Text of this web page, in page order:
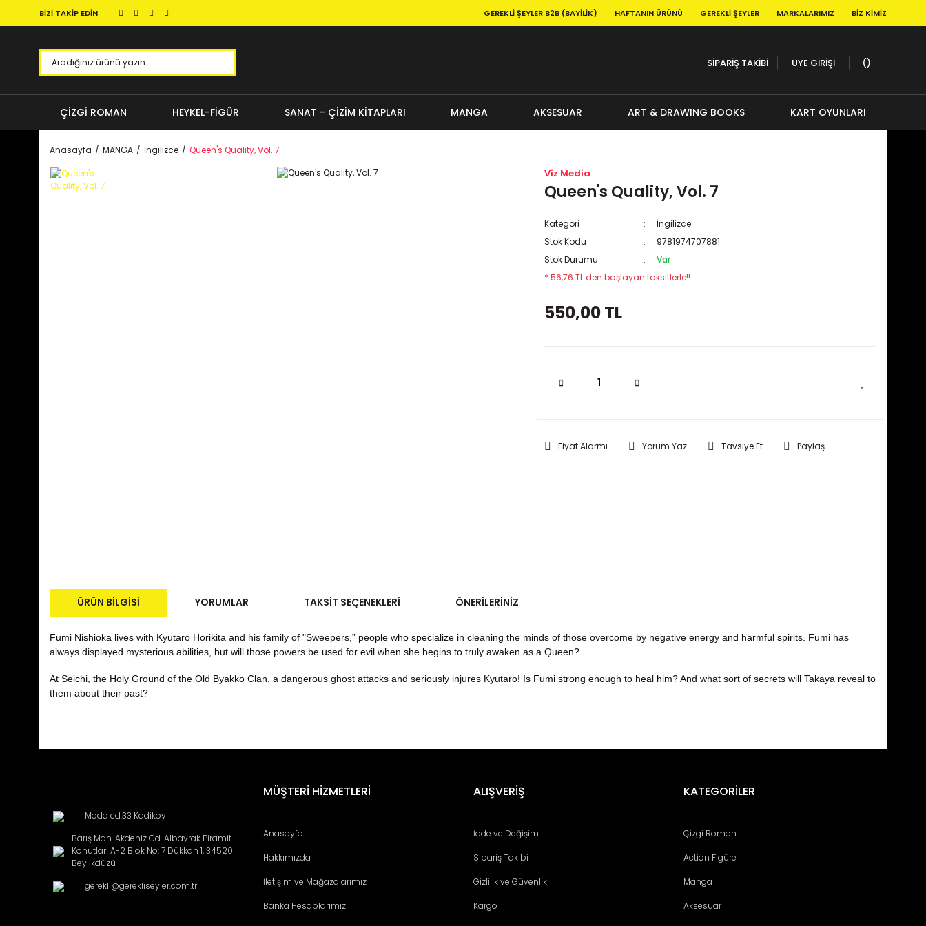
BİZİ TAKİP EDİN GEREKLI ŞEYLER B2B (BAYILIK) HAFTANIN ÜRÜNÜ GEREKLI ŞEYLER MARKALARIMIZ BIZ KIMIZ
SİPARİŞ TAKİBİ ÜYE GİRİŞİ
ÇİZGİ ROMAN HEYKEL-FİGÜR SANAT - ÇİZİM KİTAPLARI MANGA AKSESUAR ART & DRAWING BOOKS KART OYUNLARI
Anasayfa MANGA İngilizce Queen's Quality, Vol. 7
Viz Media
Queen's Quality, Vol. 7
Kategori
İngilizce
Stok Kodu
9781974707881
Stok Durumu
Var
* 56,76 TL den başlayan taksitlerle!!
550,00 TL
Fiyat Alarmı Yorum Yaz Tavsiye Et Paylaş
ÜRÜN BILGISI YORUMLAR TAKSIT SEÇENEKLERI ÖNERILERINIZ
Fumi Nishioka lives with Kyutaro Horikita and his family of "Sweepers,” people who specialize in cleaning the minds of those overcome by negative energy and harmful spirits. Fumi has
always displayed mysterious abilities, but will those powers be used for evil when she begins to truly awaken as a Queen?
At Seichi, the Holy Ground of the Old Byakko Clan, a dangerous ghost attacks and seriously injures Kyutaro! Is Fumi strong enough to heal him? And what sort of secrets will Takaya reveal to
them about their past?
Yorum Yaz
Görüş ve önerileriniz için teşekkür ederiz.
Ürün bilgilerinde hatalar bulunuyor.
Ürün fiyatı diğer sitelerden daha pahalı.
Bu ürüne benzer farklı alternatifler olmalı.
Moda cd.33 Kadikoy
Barış Mah. Akdeniz Cd. Albayrak Piramit
Konutları A-2 Blok No: 7 Dükkan 1, 34520
Beylikdüzü
gerekli@gerekliseyler.com.tr
MÜŞTERİ HİZMETLERİ
Anasayfa
Hakkımızda
İletişim ve Mağazalarımız
Banka Hesaplarımız
ALIŞVERİŞ
İade ve Değişim
Sipariş Takibi
Gizlilik ve Güvenlik
Kargo
KATEGORİLER
Çizgi Roman
Action Figüre
Manga
Aksesuar